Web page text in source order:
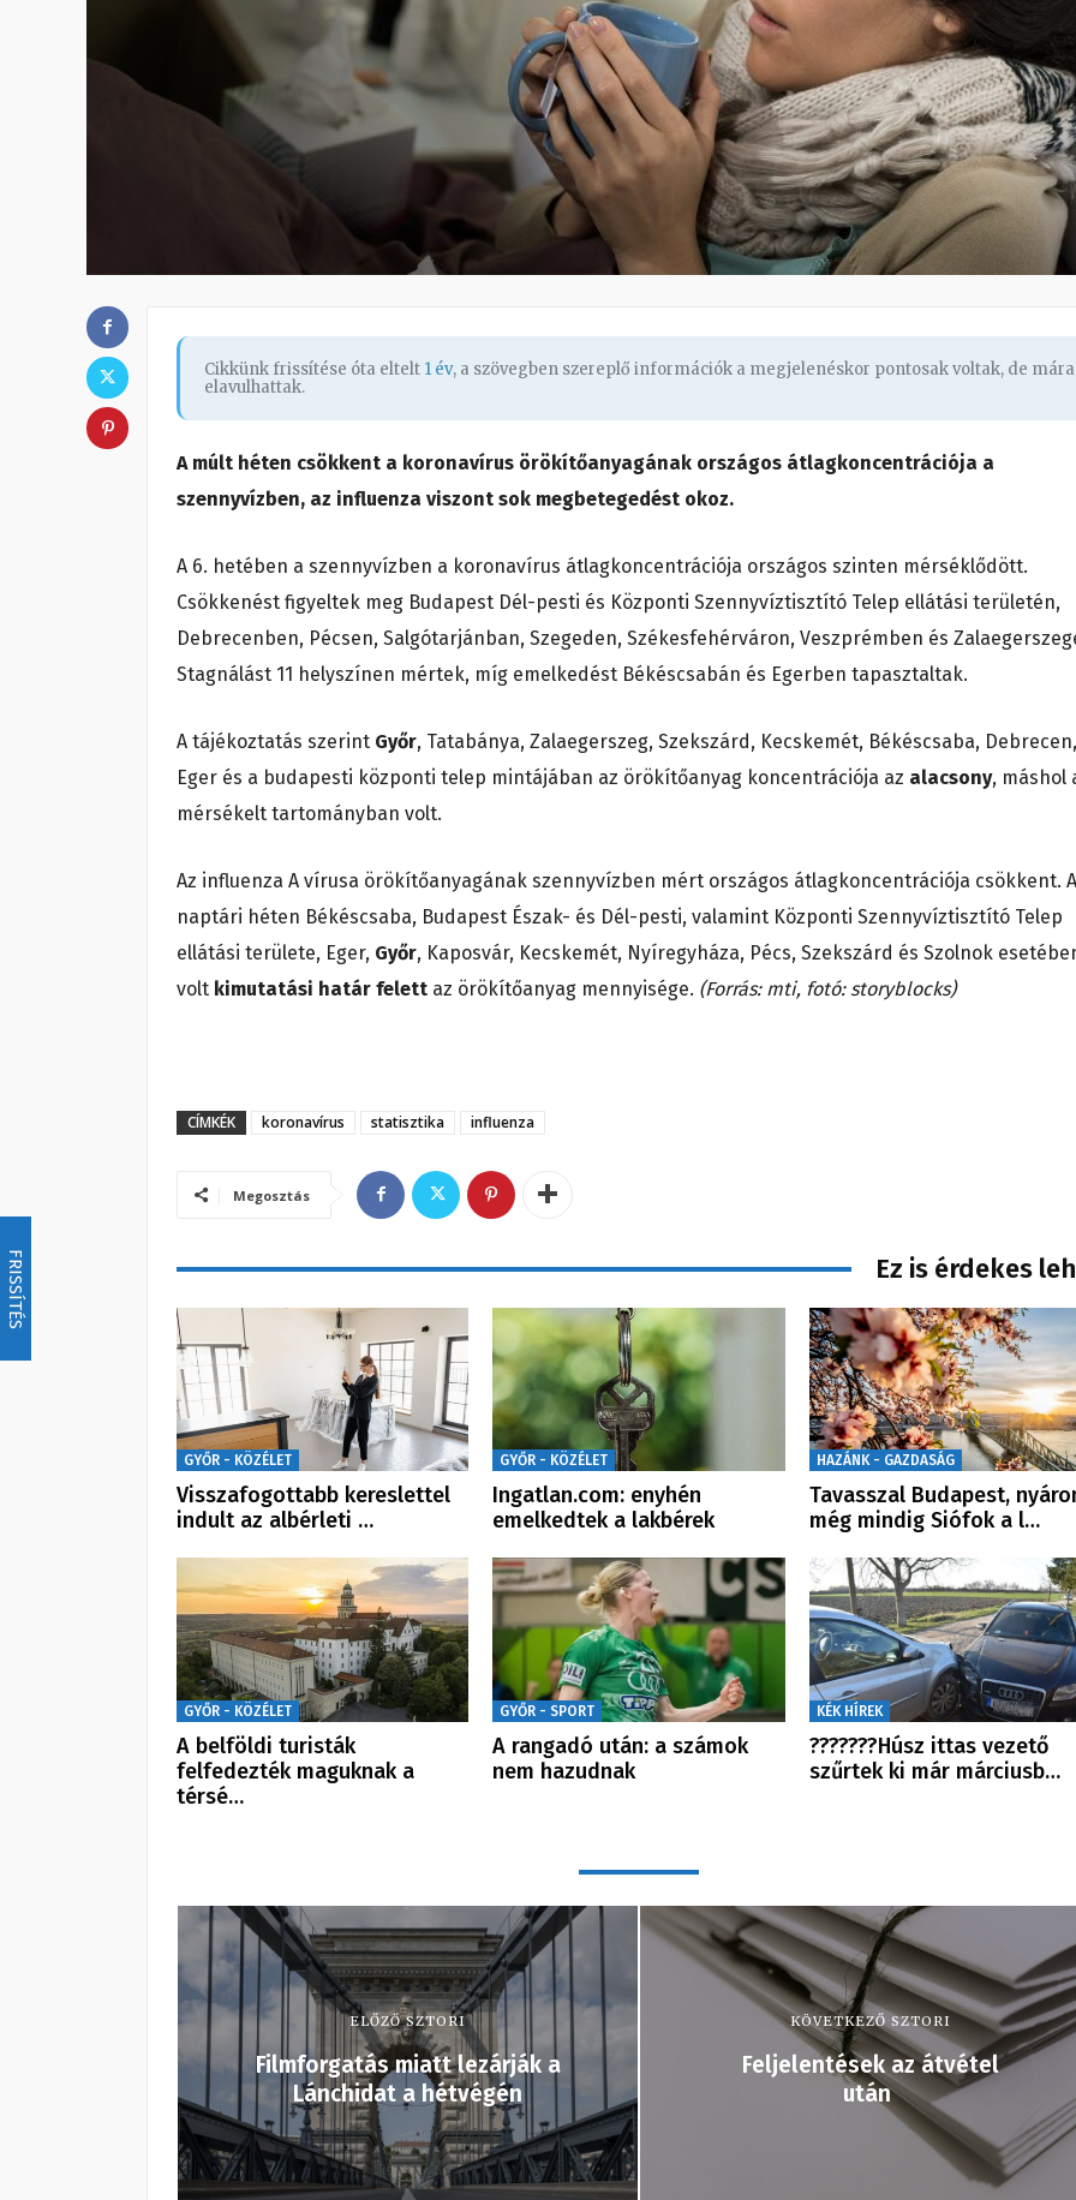
FRISSÍTÉS
Cikkünk frissítése óta eltelt 1 év, a szövegben szereplő információk a megjelenéskor pontosak voltak, de mára
elavulhattak.
A múlt héten csökkent a koronavírus örökítőanyagának országos átlagkoncentrációja a
szennyvízben, az influenza viszont sok megbetegedést okoz.
A 6. hetében a szennyvízben a koronavírus átlagkoncentrációja országos szinten mérséklődött.
Csökkenést figyeltek meg Budapest Dél-pesti és Központi Szennyvíztisztító Telep ellátási területén,
Debrecenben, Pécsen, Salgótarjánban, Szegeden, Székesfehérváron, Veszprémben és
Stagnálást 11 helyszínen mértek, míg emelkedést Békéscsabán és Egerben tapasztaltak.
A tájékoztatás szerint Győr, Tatabánya, Zalaegerszeg, Szekszárd, Kecskemét, Békéscsaba, Debrecen,
Eger és a budapesti központi telep mintájában az örökítőanyag koncentrációja az alacsony, máshol
mérsékelt tartományban volt.
Az influenza A vírusa örökítőanyagának szennyvízben mért országos átlagkoncentrációja csökkent.
naptári héten Békéscsaba, Budapest Észak- és Dél-pesti, valamint Központi Szennyvíztisztító Telep
ellátási területe, Eger, Győr, Kaposvár, Kecskemét, Nyíregyháza, Pécs, Szekszárd és Szolnok
volt kimutatási határ felett az örökítőanyag mennyisége. (Forrás: mti, fotó: storyblocks)
CÍMKÉK koronavírus statisztika influenza
Megosztás
Ez is érdekes
GYŐR - KÖZÉLET
Visszafogottabb kereslettel
indult az albérleti …
GYŐR - KÖZÉLET
Ingatlan.com: enyhén
emelkedtek a lakbérek
HAZÁNK - GAZDASÁG
Tavasszal Budapest,
még mindig Siófok a l…
GYŐR - KÖZÉLET
A belföldi turisták
felfedezték maguknak a
térsé…
GYŐR - SPORT
A rangadó után: a számok
nem hazudnak
KÉK HÍREK
???????Húsz ittas vezető
szűrtek ki már márciusb…
ELŐZŐ SZTORI
Filmforgatás miatt lezárják a
Lánchidat a hétvégén
KÖVETKEZŐ SZTORI
Feljelentések az átvétel
után